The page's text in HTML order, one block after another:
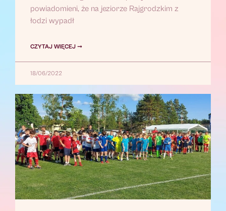
powiadomieni, że na jeziorze Rajgrodzkim z
łodzi wypadł
CZYTAJ WIĘCEJ ➞
18/06/2022